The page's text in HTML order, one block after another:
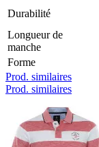
Durabilité
Longueur de
manche
Forme
Prod. similaires
Prod. similaires